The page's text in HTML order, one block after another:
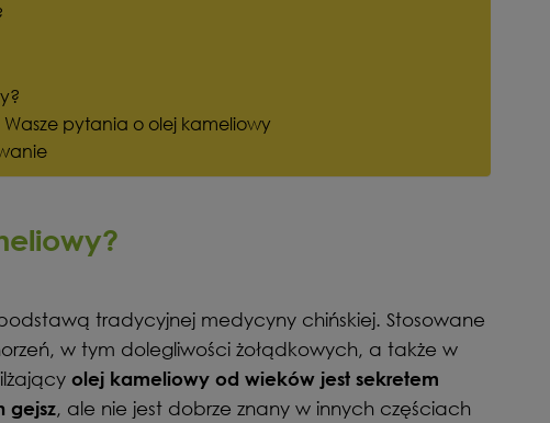
pytania o olej kameliowy
tradycyjnej medycyny chińskiej. Stosowane
w tym dolegliwości żołądkowych, a także w
olej kameliowy od wieków jest sekretem
gejsz, ale nie jest dobrze znany w innych częściach